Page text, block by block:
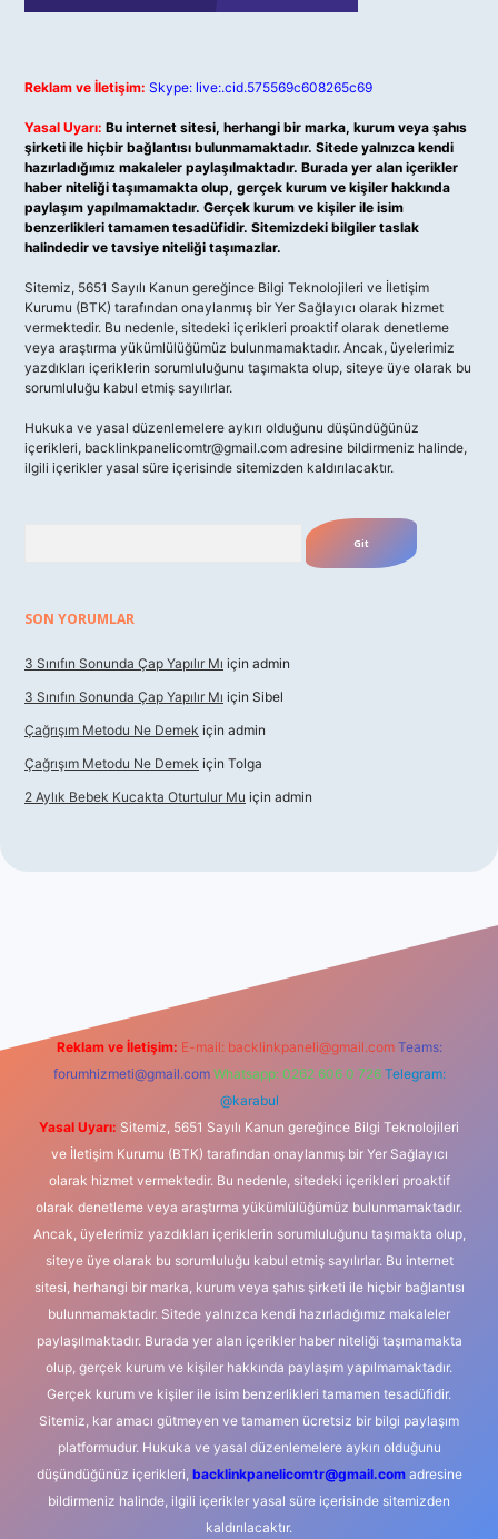
Reklam ve İletişim: Skype: live:.cid.575569c608265c69
Yasal Uyarı: Bu internet sitesi, herhangi bir marka, kurum veya şahıs
şirketi ile hiçbir bağlantısı bulunmamaktadır. Sitede yalnızca kendi
hazırladığımız makaleler paylaşılmaktadır. Burada yer alan içerikler
haber niteliği taşımamakta olup, gerçek kurum ve kişiler hakkında
paylaşım yapılmamaktadır. Gerçek kurum ve kişiler ile isim
benzerlikleri tamamen tesadüfidir. Sitemizdeki bilgiler taslak
halindedir ve tavsiye niteliği taşımazlar.
Sitemiz, 5651 Sayılı Kanun gereğince Bilgi Teknolojileri ve İletişim
Kurumu (BTK) tarafından onaylanmış bir Yer Sağlayıcı olarak hizmet
vermektedir. Bu nedenle, sitedeki içerikleri proaktif olarak denetleme
veya araştırma yükümlülüğümüz bulunmamaktadır. Ancak, üyelerimiz
yazdıkları içeriklerin sorumluluğunu taşımakta olup, siteye üye olarak bu
sorumluluğu kabul etmiş sayılırlar.
Hukuka ve yasal düzenlemelere aykırı olduğunu düşündüğünüz
içerikleri, backlinkpanelicomtr@gmail.com adresine bildirmeniz halinde,
ilgili içerikler yasal süre içerisinde sitemizden kaldırılacaktır.
SON YORUMLAR
3 Sınıfın Sonunda Çap Yapılır Mı için admin
3 Sınıfın Sonunda Çap Yapılır Mı için Sibel
Çağrışım Metodu Ne Demek için admin
Çağrışım Metodu Ne Demek için Tolga
2 Aylık Bebek Kucakta Oturtulur Mu için admin
Reklam ve İletişim: E-mail: backlinkpaneli@gmail.com Teams:
forumhizmeti@gmail.com Whatsapp: 0262 606 0 726 Telegram:
@karabul
Yasal Uyarı: Sitemiz, 5651 Sayılı Kanun gereğince Bilgi Teknolojileri
ve İletişim Kurumu (BTK) tarafından onaylanmış bir Yer Sağlayıcı
olarak hizmet vermektedir. Bu nedenle, sitedeki içerikleri proaktif
olarak denetleme veya araştırma yükümlülüğümüz bulunmamaktadır.
Ancak, üyelerimiz yazdıkları içeriklerin sorumluluğunu taşımakta olup,
siteye üye olarak bu sorumluluğu kabul etmiş sayılırlar. Bu internet
sitesi, herhangi bir marka, kurum veya şahıs şirketi ile hiçbir bağlantısı
bulunmamaktadır. Sitede yalnızca kendi hazırladığımız makaleler
paylaşılmaktadır. Burada yer alan içerikler haber niteliği taşımamakta
olup, gerçek kurum ve kişiler hakkında paylaşım yapılmamaktadır.
Gerçek kurum ve kişiler ile isim benzerlikleri tamamen tesadüfidir.
Sitemiz, kar amacı gütmeyen ve tamamen ücretsiz bir bilgi paylaşım
platformudur. Hukuka ve yasal düzenlemelere aykırı olduğunu
düşündüğünüz içerikleri, backlinkpanelicomtr@gmail.comadresine
bildirmeniz halinde, ilgili içerikler yasal süre içerisinde sitemizden
kaldırılacaktır.